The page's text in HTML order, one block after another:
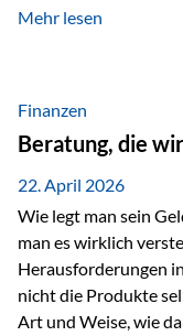
Marktzugang
verfügbaren
2025/2026)…
Mehr lesen
Finanzen
Beratung, die
22. April 2026
Wie legt man sein
man es wirklich
Herausforderungen
nicht die Produkte
Art und Weise, wie